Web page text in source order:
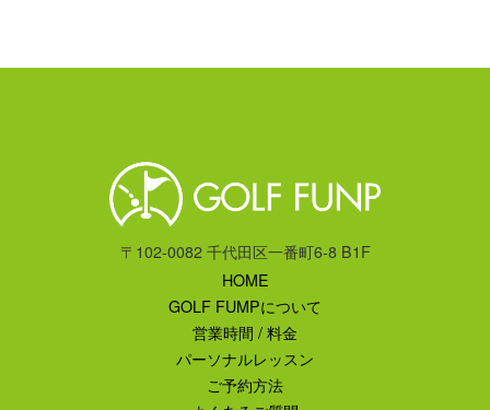
〒102-0082 千代田区一番町6-8 B1F
HOME
GOLF FUMPについて
営業時間 / 料金
パーソナルレッスン
ご予約方法